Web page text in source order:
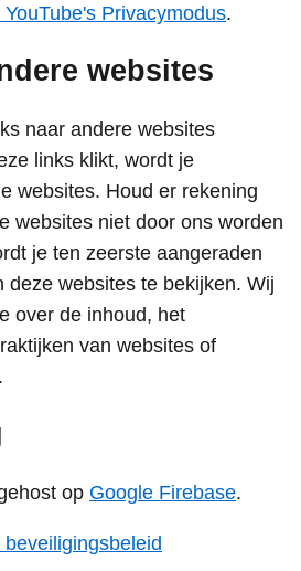
Privacymodus.
websites
naar andere websites
links klikt, wordt je
websites. Houd er rekening
websites niet door ons worden
je ten zeerste aangeraden
deze websites te bekijken. Wij
over de inhoud, het
van websites of
op Google Firebase.